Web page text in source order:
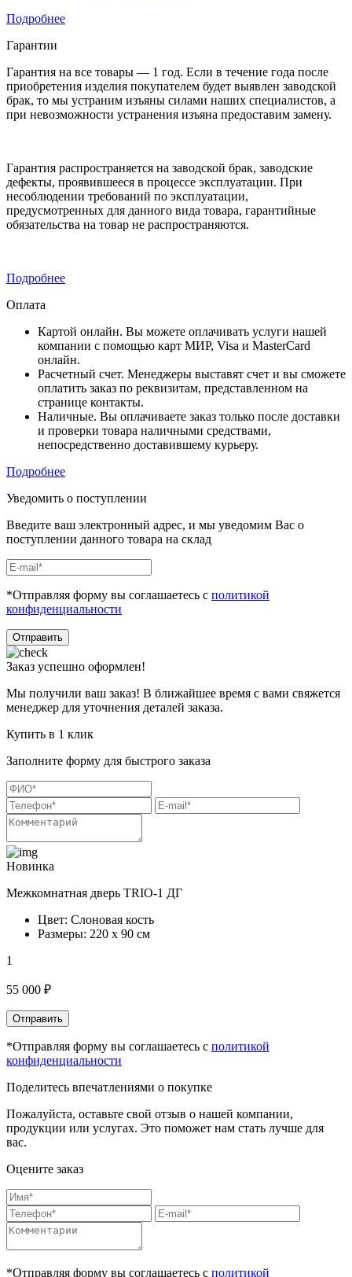
Подробнее
Гарантии
Гарантия на все товары — 1 год. Если в течение года после
приобретения изделия покупателем будет выявлен заводской
брак, то мы устраним изъяны силами наших специалистов, а
при невозможности устранения изъяна предоставим замену.
Гарантия распространяется на заводской брак, заводские
дефекты, проявившееся в процессе эксплуатации. При
несоблюдении требований по эксплуатации,
предусмотренных для данного вида товара, гарантийные
обязательства на товар не распространяются.
Подробнее
Оплата
Картой онлайн. Вы можете оплачивать услуги нашей
компании с помощью карт МИР, Visa и MasterCard
онлайн.
Расчетный счет. Менеджеры выставят счет и вы сможете
оплатить заказ по реквизитам, представленном на
странице контакты.
Наличные. Вы оплачиваете заказ только после доставки
и проверки товара наличными средствами,
непосредственно доставившему курьеру.
Подробнее
Уведомить о поступлении
Введите ваш электронный адрес, и мы уведомим Вас о
поступлении данного товара на склад
*Отправляя форму вы соглашаетесь с политикой
конфиденциальности
Отправить
Заказ успешно оформлен!
Мы получили ваш заказ! В ближайшее время с вами свяжется
менеджер для уточнения деталей заказа.
Купить в 1 клик
Заполните форму для быстрого заказа
Новинка
Межкомнатная дверь TRIO-1 ДГ
Цвет: Слоновая кость
Размеры: 220 х 90 см
1
55 000 ₽
Отправить
*Отправляя форму вы соглашаетесь с политикой
конфиденциальности
Поделитесь впечатлениями о покупке
Пожалуйста, оставьте свой отзыв о нашей компании,
продукции или услугах. Это поможет нам стать лучше для
вас.
Оцените заказ
*Отправляя форму вы соглашаетесь с политикой